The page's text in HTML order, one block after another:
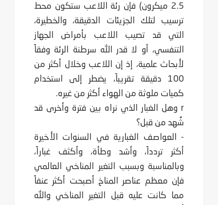
2.5 ‏‏ميكرون) فإن رئة اللاعب ستكون محط
ترسيب لتلك الجزيئات الدقيقة، والخطيرة،
التي قد تصيب ‏‏اللاعب بأمراض الجهاز
التنفسي، أو لا قدر الله سرطنة الرئة وفقاً
لأبحاث علمية، إذ إن اللاعب وخلال ‏‏أكثر من
100 دقيقة تقريباً، يضطر إلى استخدام
كميات ملوثة من الهواء أكثر من غيره.‏
r وهل الغبار الذي نراه بين فترة وأخرى قد
شُهد من قبل؟‏
- العواصف الغبارية في السنوات الأخيرة
أكثر تردداً، وأشد وطأة، وأكثف غباراً،
وبالمناسبة وبسبب التغير ‏‏المناخي العالمي
فإن معظم عناصر المناخ أصبحت أكثر عنفاً
مما كانت عليه قبل التغير المناخي والله